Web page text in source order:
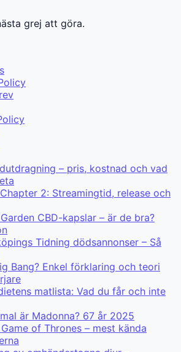
grej att göra.
– pris, kostnad och vad
2: Streamingtid, release och
Garden CBD-kapslar – är de bra?
Tidning dödsannonser – Så
Bang? Enkel förklaring och teori
matlista: Vad du får och inte
är Madonna? 67 år 2025
of Thrones – mest kända